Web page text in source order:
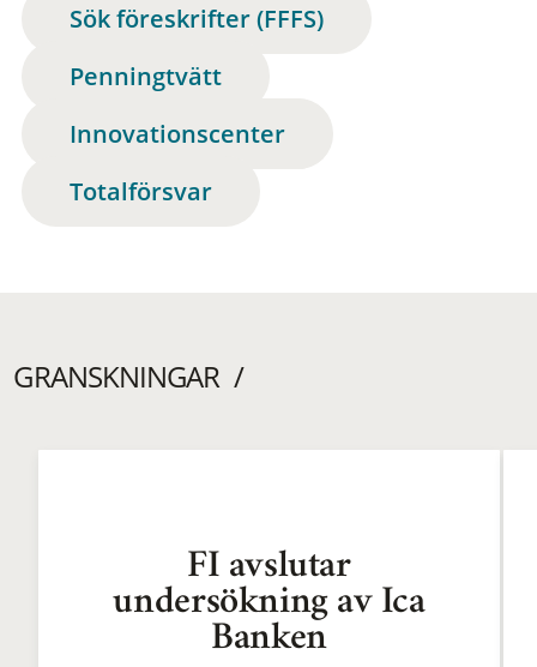
Sök föreskrifter (FFFS)
Penningtvätt
Innovationscenter
Totalförsvar
GRANSKNINGAR
FI avslutar
undersökning av Ica
Banken